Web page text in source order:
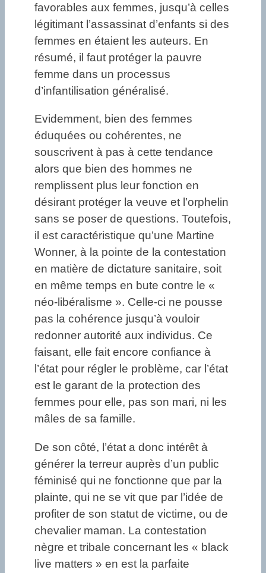
favorables aux femmes, jusqu’à celles
légitimant l’assassinat d’enfants si des
femmes en étaient les auteurs. En
résumé, il faut protéger la pauvre
femme dans un processus
d’infantilisation généralisé.
Evidemment, bien des femmes
éduquées ou cohérentes, ne
souscrivent à pas à cette tendance
alors que bien des hommes ne
remplissent plus leur fonction en
désirant protéger la veuve et l’orphelin
sans se poser de questions. Toutefois,
il est caractéristique qu’une Martine
Wonner, à la pointe de la contestation
en matière de dictature sanitaire, soit
en même temps en bute contre le «
néo-libéralisme ». Celle-ci ne pousse
pas la cohérence jusqu’à vouloir
redonner autorité aux individus. Ce
faisant, elle fait encore confiance à
l’état pour régler le problème, car l’état
est le garant de la protection des
femmes pour elle, pas son mari, ni les
mâles de sa famille.
De son côté, l’état a donc intérêt à
générer la terreur auprès d’un public
féminisé qui ne fonctionne que par la
plainte, qui ne se vit que par l’idée de
profiter de son statut de victime, ou de
chevalier maman. La contestation
nègre et tribale concernant les « black
live matters » en est la parfaite